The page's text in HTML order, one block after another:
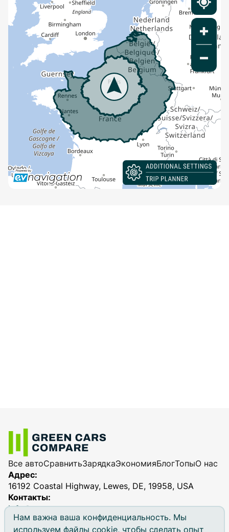
Нам важна ваша конфиденциальность. Мы
используем файлы cookie, чтобы сделать опыт
Все автоСравнитьЗарядкаЭкономияБлогТопыО нас
Адрес:
16192 Coastal Highway, Lewes, DE, 19958, USA
Контакты:
info@greencarscompare.com